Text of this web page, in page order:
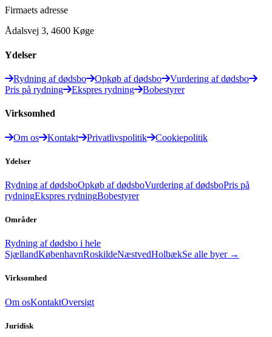
Firmaets adresse
Ådalsvej 3, 4600 Køge
Ydelser
Rydning af dødsbo Opkøb af dødsbo
Vurdering af dødsbo
Pris på rydning
Ekspres rydning Bobestyrer
Virksomhed
Om os Kontakt Privatlivspolitik Cookiepolitik
Ydelser
Rydning af dødsboOpkøb af dødsboVurdering af dødsboPris på
rydningEkspres rydningBobestyrer
Områder
Rydning af dødsbo i hele
SjællandKøbenhavnRoskildeNæstvedHolbækSe alle byer →
Virksomhed
Om osKontaktOversigt
Juridisk